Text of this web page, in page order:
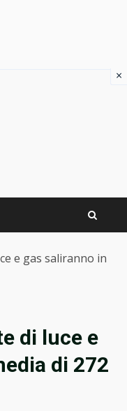
e gas saliranno in
di luce e
di 272
×